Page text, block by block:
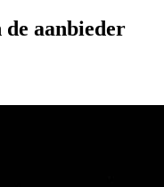
aanbieder